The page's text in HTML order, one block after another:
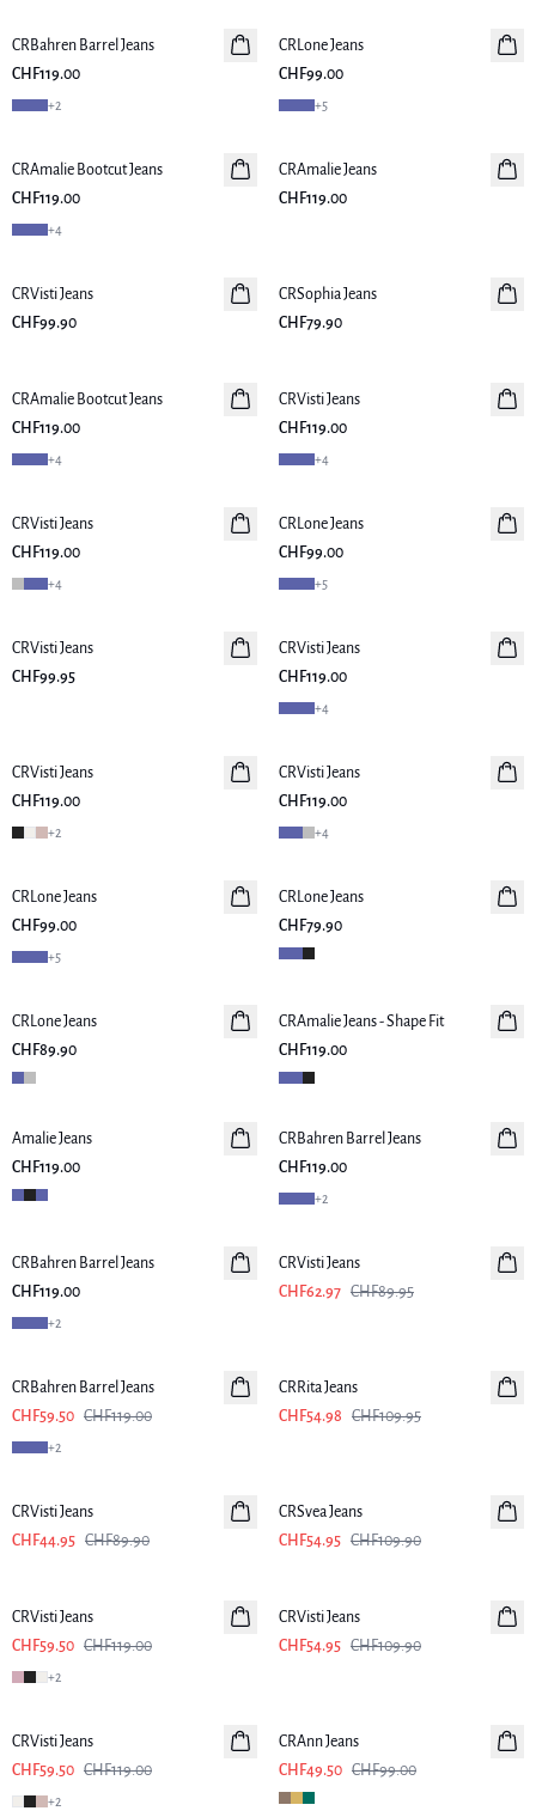
Neuheiten
CRBahren Barrel Jeans
CHF119.00
+2
Neuheiten
CRLone Jeans
CHF99.00
+5
Neuheiten
CRAmalie Bootcut Jeans
CHF119.00
+4
Neuheiten
CRAmalie Jeans
CHF119.00
Neuheiten
CRVisti Jeans
CHF99.90
CRSophia Jeans
CHF79.90
Neuheiten
CRAmalie Bootcut Jeans
CHF119.00
+4
CRVisti Jeans
CHF119.00
+4
CRVisti Jeans
CHF119.00
+4
Neuheiten
CRLone Jeans
CHF99.00
+5
CRVisti Jeans
CHF99.95
Neuheiten
CRVisti Jeans
CHF119.00
+4
CRVisti Jeans
CHF119.00
+2
CRVisti Jeans
CHF119.00
+4
CRLone Jeans
CHF99.00
+5
CRLone Jeans
CHF79.90
CRLone Jeans
CHF89.90
CRAmalie Jeans - Shape Fit
CHF119.00
Amalie Jeans
CHF119.00
Neuheiten
CRBahren Barrel Jeans
CHF119.00
+2
Neuheiten
CRBahren Barrel Jeans
CHF119.00
+2
CRVisti Jeans
CHF62.97 CHF89.95
CRBahren Barrel Jeans
CHF59.50 CHF119.00
+2
CRRita Jeans
CHF54.98
CHF109.95
CRVisti Jeans
CHF44.95 CHF89.90
CRSvea Jeans
CHF54.95 CHF109.90
CRVisti Jeans
CHF59.50 CHF119.00
+2
CRVisti Jeans
CHF54.95 CHF109.90
CRVisti Jeans
CHF59.50 CHF119.00
+2
CRAnn Jeans
CHF49.50 CHF99.00